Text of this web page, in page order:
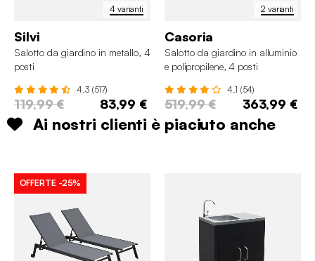
4 varianti
Silvi
Salotto da giardino in metallo, 4
posti
4.3 (517)
119,99 € 83,99 €
2 varianti
Casoria
Salotto da giardino in alluminio
e polipropilene, 4 posti
4.1 (54)
519,99 € 363,99 €
Ai nostri clienti è piaciuto anche
OFFERTE -25%